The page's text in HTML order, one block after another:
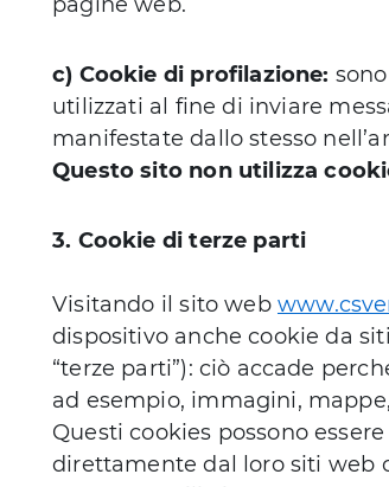
c) Cookie di profilazione:
utilizzati al fine di inviare
manifestate dallo stesso
Questo sito non utilizza
3. Cookie di terze parti
Visitando il sito web
dispositivo anche cookie da
“terze parti”): ciò accade
ad esempio, immagini,
Questi cookies possono
direttamente dal loro siti web